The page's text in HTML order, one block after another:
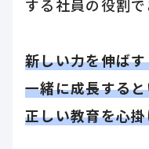
する社員の役割で
新しい力を伸ば
一緒に成長する
正しい教育を心